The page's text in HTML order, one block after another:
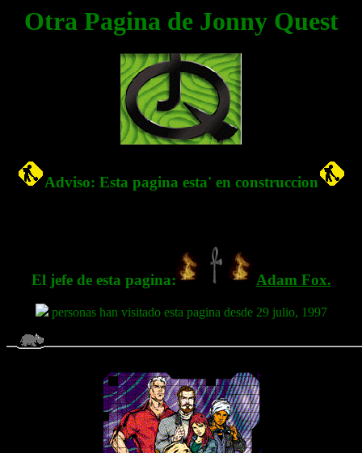
Otra Pagina de Jonny Quest
Adviso: Esta pagina esta' en construccion
El jefe de esta pagina: Adam Fox.
personas han visitado esta pagina desde 29 julio, 1997